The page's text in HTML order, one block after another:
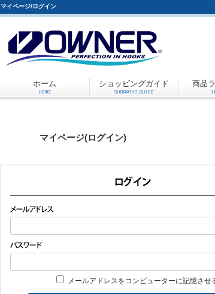
マイページ/ログイン
ホーム ショッピングガイド 商品
マイページ(ログイン)
メールアドレスをコンピューターに記憶させ